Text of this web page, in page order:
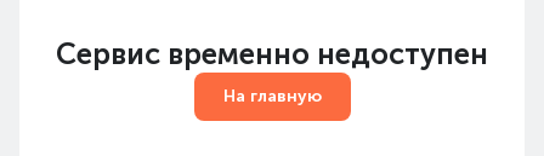
Сервис временно недоступен
На главную